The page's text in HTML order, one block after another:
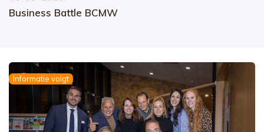
Business Battle BCMW
Informatie volgt